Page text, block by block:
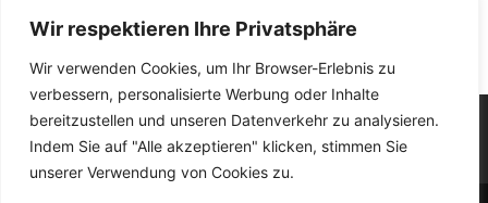
Wir respektieren Ihre Privatsphäre
Wir verwenden Cookies, um Ihr Browser-Erlebnis zu
verbessern, personalisierte Werbung oder Inhalte
bereitzustellen und unseren Datenverkehr zu analysieren.
Indem Sie auf "Alle akzeptieren" klicken, stimmen Sie
unserer Verwendung von Cookies zu.